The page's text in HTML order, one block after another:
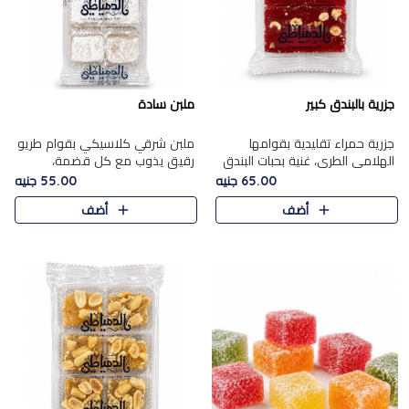
جزرية بالبندق كبير
جزرية حمراء تقليدية بقوامها
الهلامي الطري، غنية بحبات البندق
الفاخرة التي تضيف قرمشة راقية
إلى قوامها الناعم، لتقدم مزيجًا
متوازنًا من النكه..
65.00 جنيه
أضف
ملبن سادة
ملبن شرقي كلاسيكي بقوام طريو
رقيق يذوب مع كل قضمة،
مغطى بطبقة ناعمة من السكر
البودرة ليقدم المذاق الأصيل الذي
ارتبط بحلويات المولد التقليدي..
55.00 جنيه
أضف